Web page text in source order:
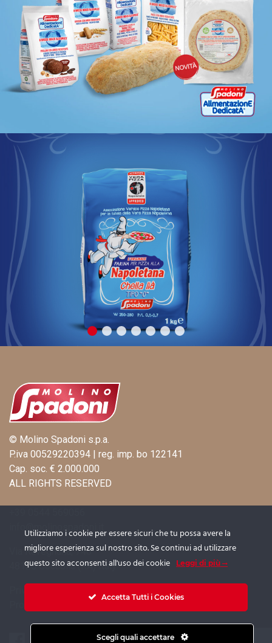
© Molino Spadoni s.p.a.
P.iva 00529220394 | reg. imp. bo 122141
Cap. soc. € 2.000.000
ALL RIGHTS RESERVED
Via Ravegnana, 746
48125 Coccolia (RA) Italy
Utilizziamo i cookie per essere sicuri che tu possa avere la
migliore esperienza sul nostro sito. Se continui ad utilizzare
questo sito acconsenti all'uso dei cookie
Leggi di più
Accetta Tutti i Cookies
Scegli quali accettare